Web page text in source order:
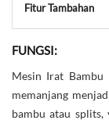
Fitur Tambahan
FUNGSI:
Mesin Irat Bambu
memanjang
bambu atau splits,